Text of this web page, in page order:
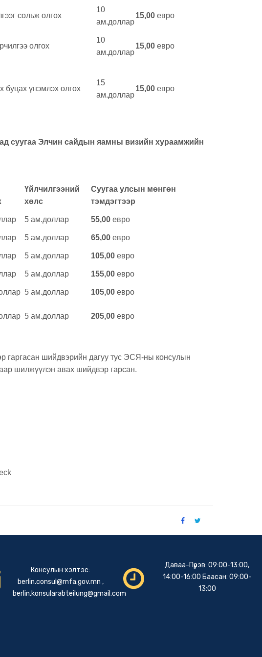
сольж олгох
10
ам.доллар
15,00 евро
олгох
10
ам.доллар
15,00 евро
буцах үнэмлэх олгох
15
ам.доллар
15,00 евро
суугаа Элчин сайдын яамны визийн хураамжийн
Үйлчилгээний
хөлс
Суугаа улсын мөнгөн
тэмдэгтээр
5 ам.доллар 55,00 евро
5 ам.доллар 65,00 евро
5 ам.доллар 105,00 евро
5 ам.доллар 155,00 евро
5 ам.доллар 105,00 евро
5 ам.доллар 205,00 евро
гаргасан шийдвэрийн дагуу тус ЭСЯ-ны консулын
шилжүүлэн авах шийдвэр гарсан.
Консулын хэлтэс:
berlin.consul@mfa.gov.mn ,
berlin.konsularabteilung@gmail.com
Даваа-Пүрэв: 09:00-13:00,
14:00-16:00 Баасан: 09:00-
13:00